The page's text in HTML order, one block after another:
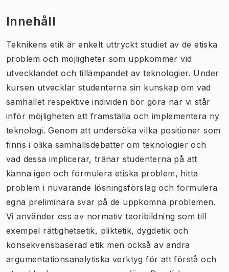
Innehåll
Teknikens etik är enkelt uttryckt studiet av de etiska
problem och möjligheter som uppkommer vid
utvecklandet och tillämpandet av teknologier. Under
kursen utvecklar studenterna sin kunskap om vad
samhället respektive individen bör göra när vi står
inför möjligheten att framställa och implementera ny
teknologi. Genom att undersöka vilka positioner som
finns i olika samhällsdebatter om teknologier och
vad dessa implicerar, tränar studenterna på att
känna igen och formulera etiska problem, hitta
problem i nuvarande lösningsförslag och formulera
egna preliminära svar på de uppkomna problemen.
Vi använder oss av normativ teoribildning som till
exempel rättighetsetik, pliktetik, dygdetik och
konsekvensbaserad etik men också av andra
argumentationsanalytiska verktyg för att förstå och